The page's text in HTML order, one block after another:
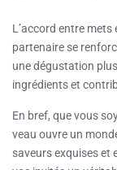
L’accord entre
partenaire se
une dégustation
ingrédients et
En bref, que vous
veau ouvre un
saveurs exquises et